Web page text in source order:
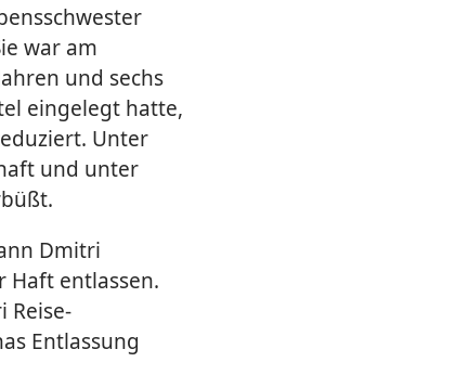
war am
und sechs
eingelegt hatte,
Unter
und unter
Dmitri
Haft entlassen.
Reise­
Entlassung